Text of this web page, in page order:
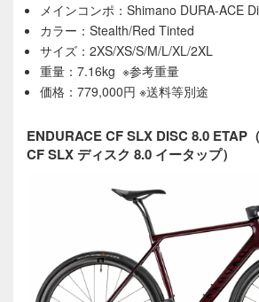
メインコンポ：Shimano DURA-ACE
カラー：Stealth/Red Tinted
サイズ：2XS/XS/S/M/L/XL/2XL
重量：7.16kg ※参考重量
価格：779,000円 ※送料等別途
ENDURACE CF SLX DISC 8.0 ETAP
CF SLX ディスク 8.0 イータップ）